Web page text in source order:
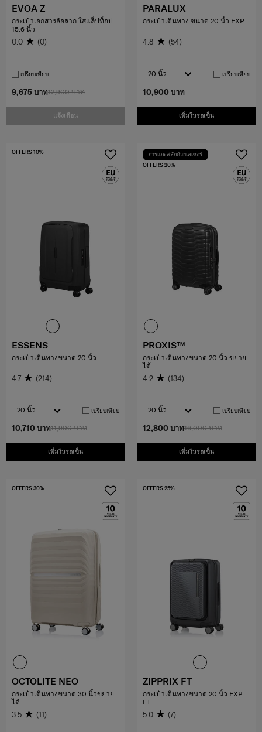
12,900 บาท
9,675 บาท
แจ้งเตือน
EVOA Z
กระเป๋าเอกสารล้อลาก ใส่แล็ปท็อป
15.6 นิ้ว
0.0 (0)
เปรียบเทียบ
10,900 บาท
เพิ่มในรถเข็น
PARALUX
กระเป๋าเดินทาง ขนาด 20 นิ้ว EXP
4.8 (54)
20 นิ้ว เปรียบเทียบ
11,900 บาท
10,710 บาท
เพิ่มในรถเข็น
OFFERS 10%
ESSENS
กระเป๋าเดินทางขนาด 20 นิ้ว
4.7 (214)
20 นิ้ว เปรียบเทียบ
16,000 บาท
12,800 บาท
เพิ่มในรถเข็น
OFFERS 20%
การแกะสลักด้วยเลเซอร์
PROXIS™
กระเป๋าเดินทางขนาด 20 นิ้ว ขยาย
ได้
4.2 (134)
20 นิ้ว เปรียบเทียบ
OFFERS 30%
OCTOLITE NEO
กระเป๋าเดินทางขนาด 30 นิ้วขยาย
ได้
3.5 (11)
OFFERS 25%
ZIPPRIX FT
กระเป๋าเดินทางขนาด 20 นิ้ว EXP
FT
5.0 (7)